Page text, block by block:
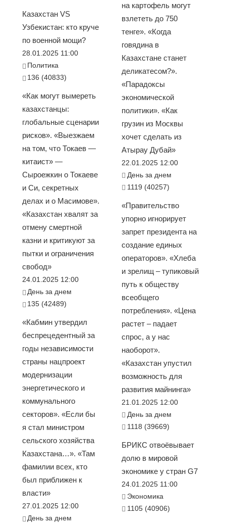
Казахстан VS
Узбекистан: кто круче
по военной мощи?
28.01.2025 11:00
Политика
136 (40833)
«Как могут вымереть
казахстанцы:
глобальные сценарии
рисков». «Выезжаем
на том, что Токаев —
китаист» —
Сыроежкин о Токаеве
и Си, секретных
делах и о Масимове».
«Казахстан хвалят за
отмену смертной
казни и критикуют за
пытки и ограничения
свобод»
24.01.2025 12:00
День за днем
135 (42489)
«Кабмин утвердил
беспрецедентный за
годы независимости
страны нацпроект
модернизации
энергетического и
коммунального
секторов». «Если бы
я стал министром
сельского хозяйства
Казахстана…». «Там
фамилии всех, кто
был приближен к
власти»
27.01.2025 12:00
День за днем
на картофель могут
взлететь до 750
тенге». «Когда
говядина в
Казахстане станет
деликатесом?».
«Парадоксы
экономической
политики». «Как
грузин из Москвы
хочет сделать из
Атырау Дубай»
22.01.2025 12:00
День за днем
1119 (40257)
«Правительство
упорно игнорирует
запрет президента на
создание единых
операторов». «Хлеба
и зрелищ – тупиковый
путь к обществу
всеобщего
потребления». «Цена
растет – падает
спрос, а у нас
наоборот».
«Казахстан упустил
возможность для
развития майнинга»
21.01.2025 12:00
День за днем
1118 (39669)
БРИКС отвоёвывает
долю в мировой
экономике у стран G7
24.01.2025 11:00
Экономика
1105 (40906)